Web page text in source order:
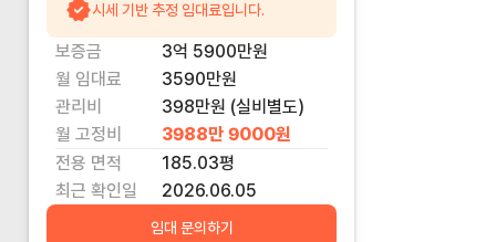
시세 기반 추정 임대료입니다.
보증금 3억 5900만원
월 임대료
3590만원
관리비
398만원 (실비별도)
월 고정비
3988만 9000원
전용 면적
185.03평
최근 확인일
2026.06.05
임대 문의하기